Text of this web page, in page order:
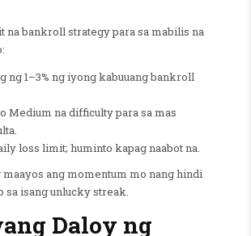
na bankroll strategy para sa mabilis na
ng 1–3% ng iyong kabuuang bankroll
Medium na difficulty para sa mas
loss limit; huminto kapag naabot na.
ang momentum mo nang hindi
sa isang unlucky streak.
Daloy ng